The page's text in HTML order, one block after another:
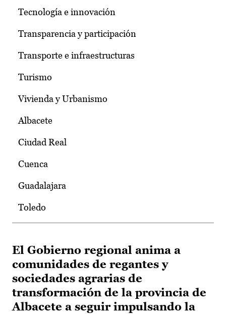
Tecnología e innovación
Transparencia y participación
Transporte e infraestructuras
Turismo
Vivienda y Urbanismo
Albacete
Ciudad Real
Cuenca
Guadalajara
Toledo
El Gobierno regional anima a
comunidades de regantes y
sociedades agrarias de
transformación de la provincia de
Albacete a seguir impulsando la